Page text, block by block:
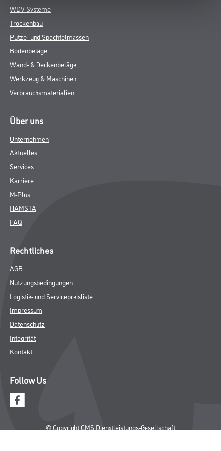
WDV-Systeme
Trockenbau
Putze- und Spachtelmassen
Bodenbeläge
Wand- & Deckenbeläge
Werkzeug & Maschinen
Verbrauchsmaterialien
Über uns
Unternehmen
Aktuelles
Services
Karriere
M-Plus
HAMSTA
FAQ
Rechtliches
AGB
Nutzungsbedingungen
Logistik- und Servicepreisliste
Impressum
Datenschutz
Integrität
Kontakt
Follow Us
© Copyright CMS Dienstleistungs-Gesellschaft